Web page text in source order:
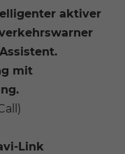
aktiver
mit
Link